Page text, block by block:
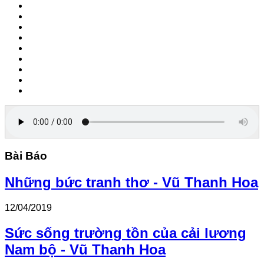
Bài Báo
Những bức tranh thơ - Vũ Thanh Hoa
12/04/2019
Sức sống trường tồn của cải lương
Nam bộ - Vũ Thanh Hoa